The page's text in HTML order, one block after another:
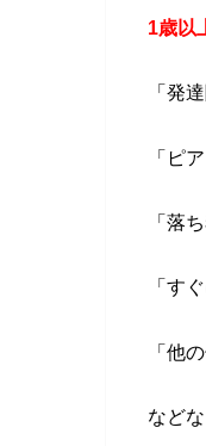
1歳以
「発
「ピ
「落
「す
「他
など